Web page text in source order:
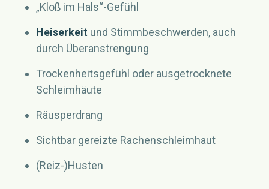
„Kloß im Hals“-Gefühl
Heiserkeit und Stimmbeschwerden, auch
durch Überanstrengung
Trockenheitsgefühl oder ausgetrocknete
Schleimhäute
Räusperdrang
Sichtbar gereizte Rachenschleimhaut
(Reiz-)Husten